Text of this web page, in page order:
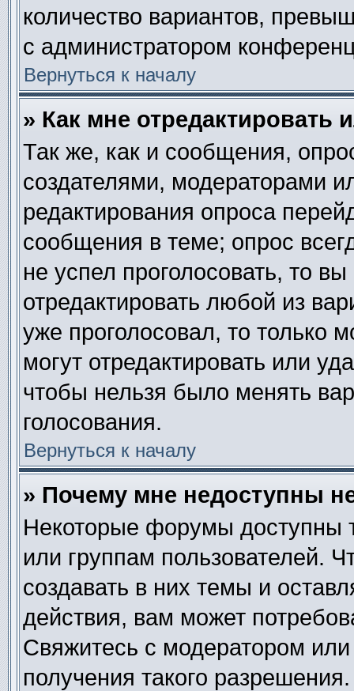
количество вариантов,
с администратором
Вернуться к началу
» Как мне отредактировать
Так же, как и сообщения,
создателями, модераторами
редактирования опроса
сообщения в теме; опрос
не успел проголосовать, то
отредактировать любой из
уже проголосовал, то только
могут отредактировать или
чтобы нельзя было менять
голосования.
Вернуться к началу
» Почему мне недоступны
Некоторые форумы доступны
или группам пользователей.
создавать в них темы и
действия, вам может
Свяжитесь с модератором
получения такого разрешения.